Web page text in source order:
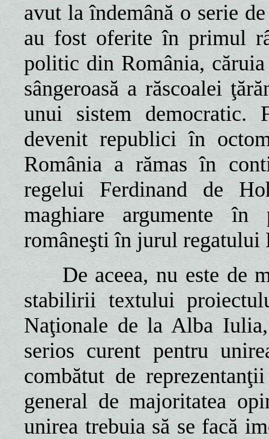
avut la îndemână o serie
au fost oferite în primul
politic din România,
sângeroasă a răscoalei
unui sistem
devenit republici în
România a rămas în
regelui Ferdinand de
maghiare argumente
româneşti în jurul regatului
De aceea, nu este de
stabilirii textului
Naţionale de la Alba
serios curent pentru
combătut de
general de majoritatea
unirea trebuia să se facă